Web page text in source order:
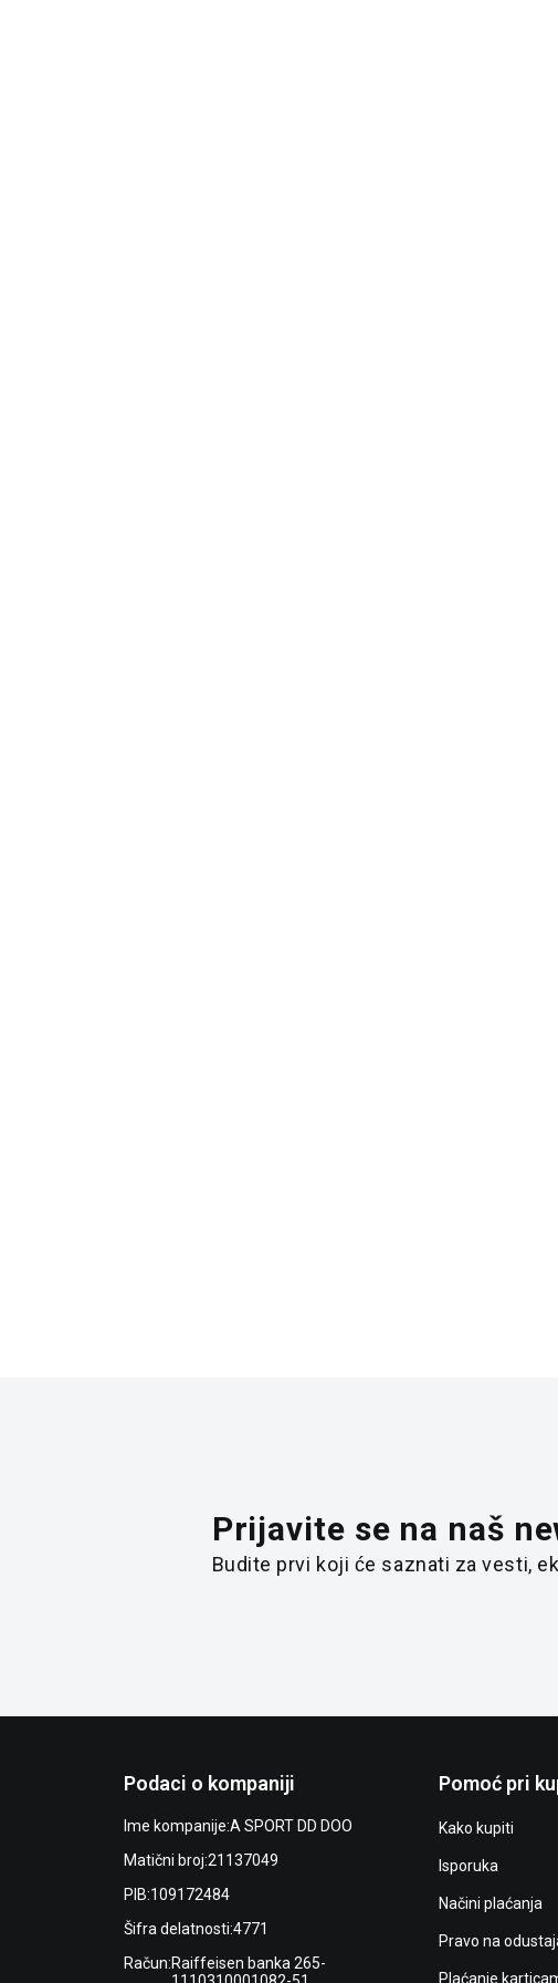
Prijavite se na naš
Budite prvi koji će saznati za vesti,
Podaci o kompaniji
Ime kompanije:A SPORT DD DOO
Matični broj:21137049
PIB:109172484
Šifra delatnosti:4771
Račun:Raiffeisen banka 265-
Pomoć pri
Kako kupiti
Isporuka
Načini plaćanja
Pravo na
Plaćanje